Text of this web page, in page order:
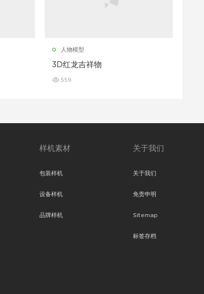
人物模型
3D红龙吉祥物
559
样机素材
包装样机
设备样机
品牌样机
关于我们
关于我们
免责申明
Sitemap
标签存档